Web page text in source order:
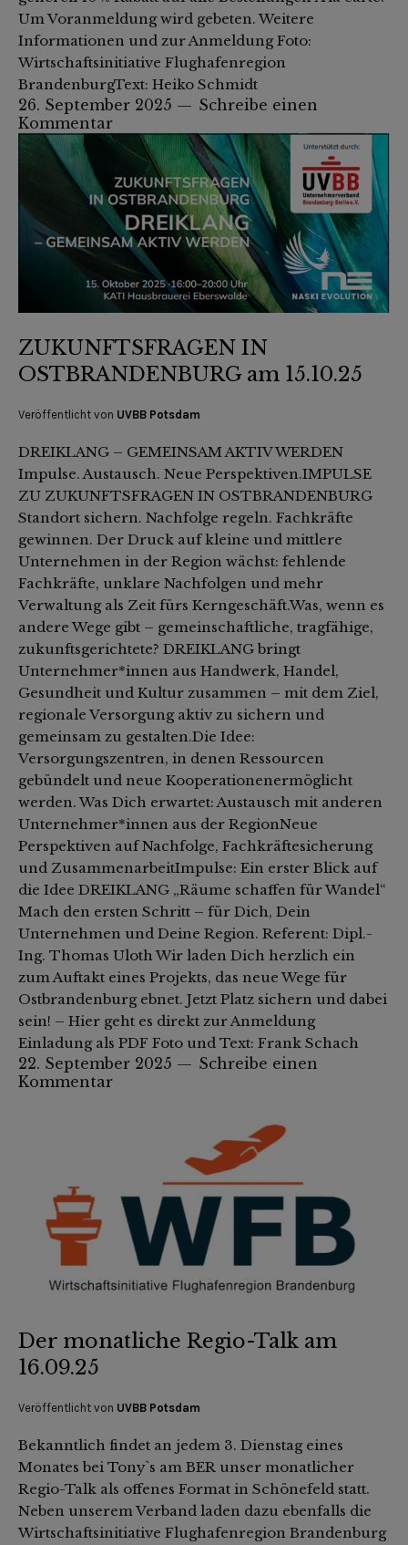
Um Voranmeldung wird gebeten. Weitere
Informationen und zur Anmeldung Foto:
Wirtschaftsinitiative Flughafenregion
BrandenburgText: Heiko Schmidt
26. September 2025
Schreibe einen
Kommentar
ZUKUNFTSFRAGEN IN
OSTBRANDENBURG am 15.10.25
Veröffentlicht von UVBB Potsdam
DREIKLANG – GEMEINSAM AKTIV WERDEN
Impulse. Austausch. Neue Perspektiven.IMPULSE
ZU ZUKUNFTSFRAGEN IN OSTBRANDENBURG
Standort sichern. Nachfolge regeln. Fachkräfte
gewinnen. Der Druck auf kleine und mittlere
Unternehmen in der Region wächst: fehlende
Fachkräfte, unklare Nachfolgen und mehr
Verwaltung als Zeit fürs Kerngeschäft.Was, wenn es
andere Wege gibt – gemeinschaftliche, tragfähige,
zukunftsgerichtete? DREIKLANG bringt
Unternehmer*innen aus Handwerk, Handel,
Gesundheit und Kultur zusammen – mit dem Ziel,
regionale Versorgung aktiv zu sichern und
gemeinsam zu gestalten.Die Idee:
Versorgungszentren, in denen Ressourcen
gebündelt und neue Kooperationenermöglicht
werden. Was Dich erwartet: Austausch mit anderen
Unternehmer*innen aus der RegionNeue
Perspektiven auf Nachfolge, Fachkräftesicherung
und ZusammenarbeitImpulse: Ein erster Blick auf
die Idee DREIKLANG „Räume schaffen für Wandel“
Mach den ersten Schritt – für Dich, Dein
Unternehmen und Deine Region. Referent: Dipl.-
Ing. Thomas Uloth Wir laden Dich herzlich ein
zum Auftakt eines Projekts, das neue Wege für
Ostbrandenburg ebnet. Jetzt Platz sichern und dabei
sein! – Hier geht es direkt zur Anmeldung
Einladung als PDF Foto und Text: Frank Schach
22. September 2025
Schreibe einen
Kommentar
Der monatliche Regio-Talk am
16.09.25
Veröffentlicht von UVBB Potsdam
Bekanntlich findet an jedem 3. Dienstag eines
Monates bei Tony`s am BER unser monatlicher
Regio-Talk als offenes Format in Schönefeld statt.
Neben unserem Verband laden dazu ebenfalls die
Wirtschaftsinitiative Flughafenregion Brandenburg